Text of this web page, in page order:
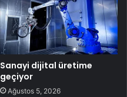
Sanayi dijital üretime
geçiyor
Ağustos 5, 2026